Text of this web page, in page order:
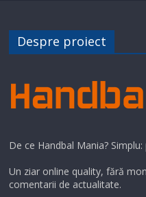
Despre proiect
De ce Handbal Mania?
Un ziar online quality, fără
comentarii de actualitate.